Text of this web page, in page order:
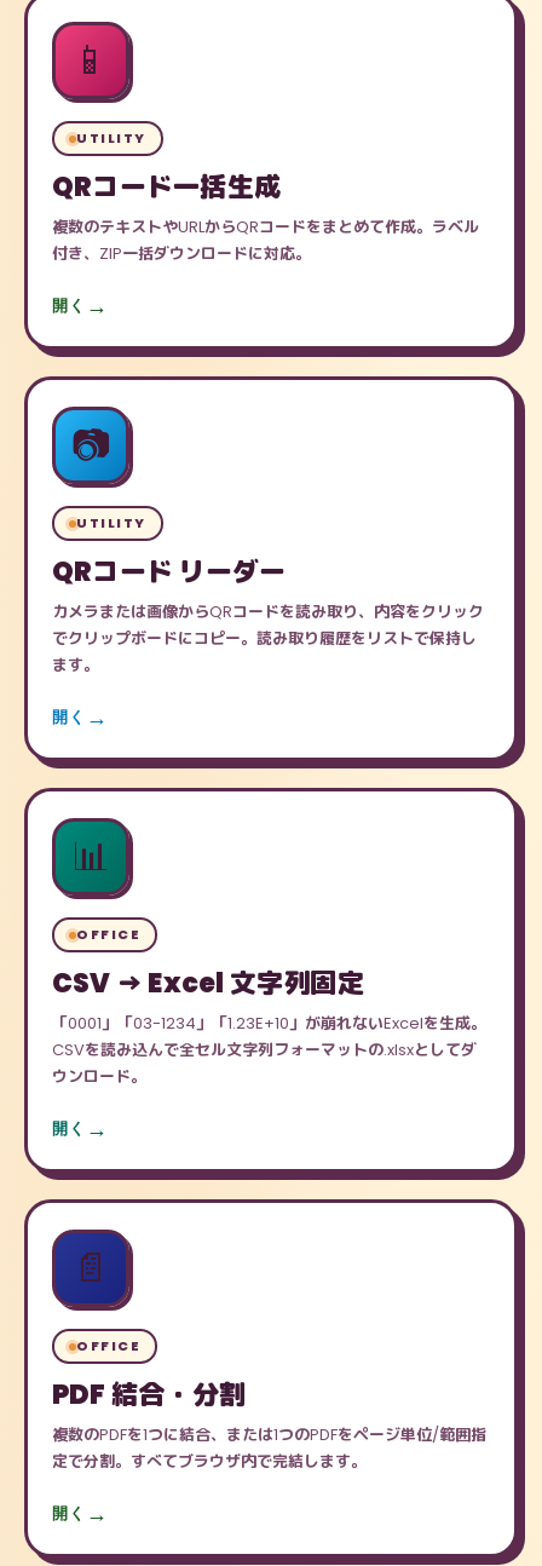
📱
UTILITY
QRコード一括生成
複数のテキストやURLからQRコードをまとめて作成。ラベル
付き、ZIP一括ダウンロードに対応。
開く
📷
UTILITY
QRコード リーダー
カメラまたは画像からQRコードを読み取り、内容をクリック
でクリップボードにコピー。読み取り履歴をリストで保持し
ます。
開く
📊
OFFICE
CSV → Excel 文字列固定
「0001」「03-1234」「1.23E+10」が崩れないExcelを生成。
CSVを読み込んで全セル文字列フォーマットの.xlsxとしてダ
ウンロード。
開く
📄
OFFICE
PDF 結合・分割
複数のPDFを1つに結合、または1つのPDFをページ単位/範囲指
定で分割。すべてブラウザ内で完結します。
開く